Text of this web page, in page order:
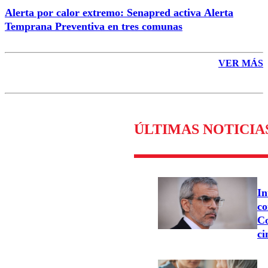
Alerta por calor extremo: Senapred activa Alerta
Temprana Preventiva en tres comunas
VER MÁS
ÚLTIMAS